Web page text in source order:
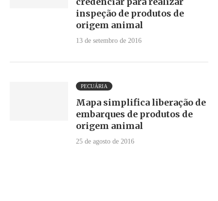
inspeção de produtos de
origem animal
13 de setembro de 2016
PECUÁRIA
Mapa simplifica liberação de
embarques de produtos de
origem animal
25 de agosto de 2016